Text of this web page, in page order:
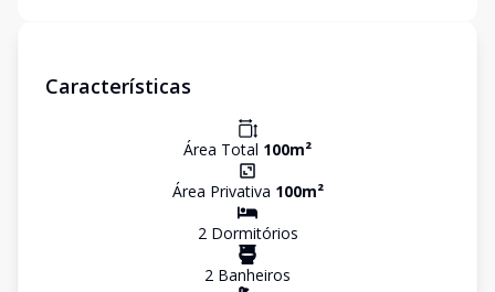
Características
Área Total 100m²
Área Privativa 100m²
2Dormitórios
2 Banheiros